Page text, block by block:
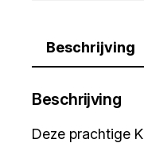
Beschrijving
Beschrijving
Deze prachtige